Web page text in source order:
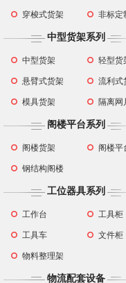
穿梭式货架 非标定
中型货架系列
中型货架 轻型货
悬臂式货架 流利式
模具货架 隔离网
阁楼平台系列
阁楼货架 阁楼平
钢结构阁楼
工位器具系列
工作台 工具柜
工具车 文件柜
物料整理架
物流配套设备